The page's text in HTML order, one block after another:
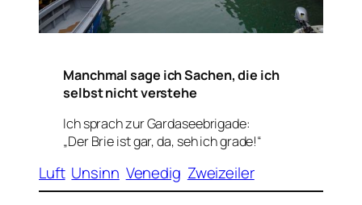
Manchmal sage ich Sachen, die ich
selbst nicht verstehe
Ich sprach zur Gardaseebrigade:
„Der Brie ist gar, da, seh ich grade!“
Luft Unsinn Venedig Zweizeiler